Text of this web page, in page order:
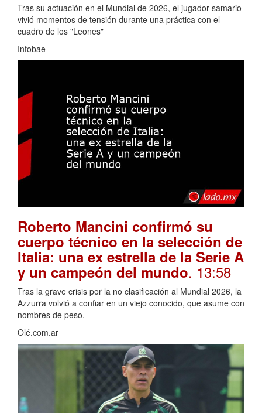
Tras su actuación en el Mundial de 2026, el jugador samario
vivió momentos de tensión durante una práctica con el
cuadro de los "Leones"
Infobae
Roberto Mancini confirmó su
cuerpo técnico en la selección de
Italia: una ex estrella de la Serie A
y un campeón del mundo. 13:58
Tras la grave crisis por la no clasificación al Mundial 2026, la
Azzurra volvió a confiar en un viejo conocido, que asume con
nombres de peso.
Olé.com.ar